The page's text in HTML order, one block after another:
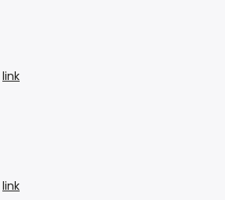
link
link